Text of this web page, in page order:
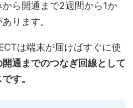
ら開通まで2週間から1か
ります。
は端末が届けばすぐに使
通までのつなぎ回線として
す。